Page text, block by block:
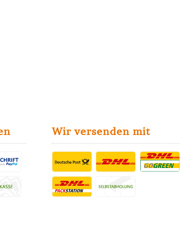
Wir versenden mit